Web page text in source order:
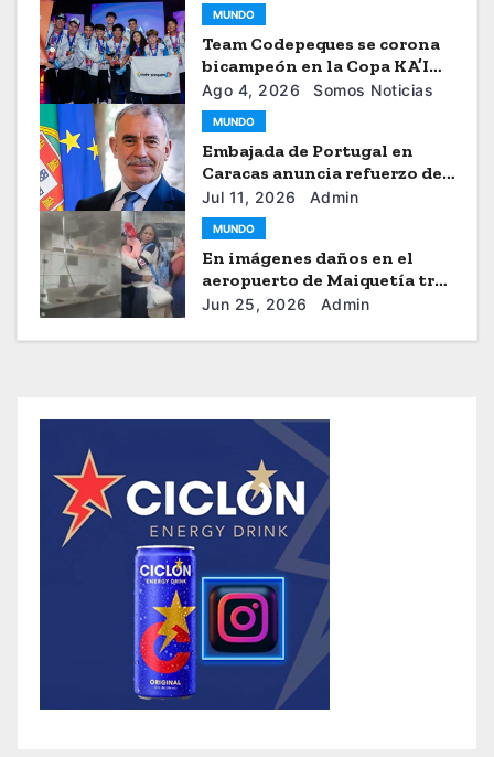
MUNDO
Team Codepeques se corona
bicampeón en la Copa KA’I
2026
Ago 4, 2026 Somos Noticias
MUNDO
Embajada de Portugal en
Caracas anuncia refuerzo de
ayuda humanitaria
Jul 11, 2026 Admin
MUNDO
En imágenes daños en el
aeropuerto de Maiquetía tras
los sismos
Jun 25, 2026 Admin